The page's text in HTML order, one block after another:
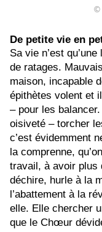
©
De petite vie en
Sa vie n’est
de ratages.
maison, incapable
épithètes volent et
– pour les
oisiveté – torcher
c’est évidemment
la comprenne,
travail, à avoir plus
déchire, hurle à la
l’abattement à la
elle. Elle chercher
que le Chœur